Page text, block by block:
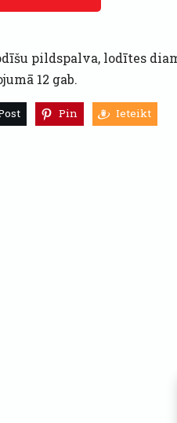
pildspalva, lodītes
12 gab.
Pin Ieteikt